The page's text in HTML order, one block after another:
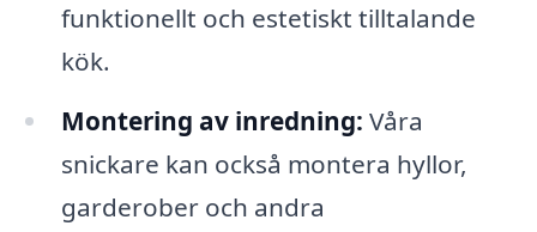
funktionellt och estetiskt tilltalande
kök.
Montering av inredning: Våra
snickare kan också montera hyllor,
garderober och andra